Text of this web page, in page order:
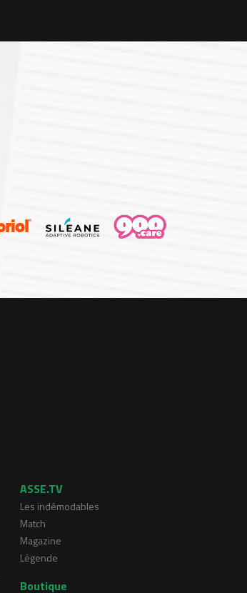
ASSE.TV
Les indémodables
Match
Magazine
Légende
Boutique